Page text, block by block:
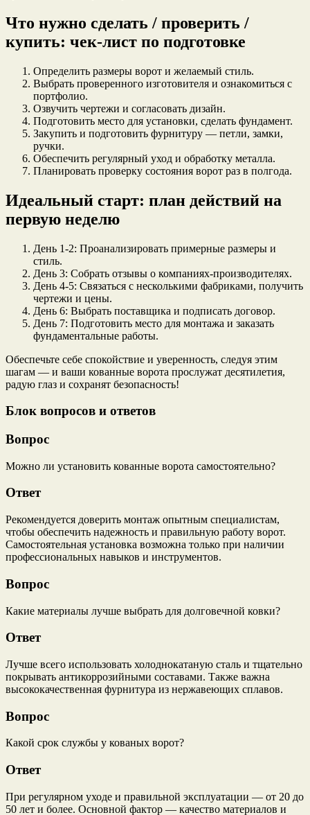
Что нужно сделать / проверить /
купить: чек-лист по подготовке
Определить размеры ворот и желаемый стиль.
Выбрать проверенного изготовителя и ознакомиться с
портфолио.
Озвучить чертежи и согласовать дизайн.
Подготовить место для установки, сделать фундамент.
Закупить и подготовить фурнитуру — петли, замки,
ручки.
Обеспечить регулярный уход и обработку металла.
Планировать проверку состояния ворот раз в полгода.
Идеальный старт: план действий на
первую неделю
День 1-2: Проанализировать примерные размеры и
стиль.
День 3: Собрать отзывы о компаниях-производителях.
День 4-5: Связаться с несколькими фабриками, получить
чертежи и цены.
День 6: Выбрать поставщика и подписать договор.
День 7: Подготовить место для монтажа и заказать
фундаментальные работы.
Обеспечьте себе спокойствие и уверенность, следуя этим
шагам — и ваши кованные ворота прослужат десятилетия,
радую глаз и сохранят безопасность!
Блок вопросов и ответов
Вопрос
Можно ли установить кованные ворота самостоятельно?
Ответ
Рекомендуется доверить монтаж опытным специалистам,
чтобы обеспечить надежность и правильную работу ворот.
Самостоятельная установка возможна только при наличии
профессиональных навыков и инструментов.
Вопрос
Какие материалы лучше выбрать для долговечной ковки?
Ответ
Лучше всего использовать холоднокатаную сталь и тщательно
покрывать антикоррозийными составами. Также важна
высококачественная фурнитура из нержавеющих сплавов.
Вопрос
Какой срок службы у кованых ворот?
Ответ
При регулярном уходе и правильной эксплуатации — от 20 до
50 лет и более. Основной фактор — качество материалов и